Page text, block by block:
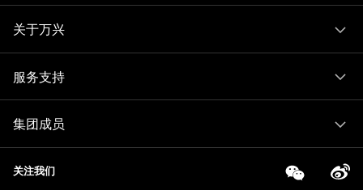
关于万兴
服务支持
集团成员
关注我们